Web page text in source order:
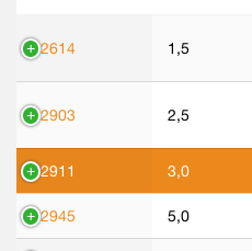
42614 1,5
42903 2,5
42911 3,0
42945 5,0